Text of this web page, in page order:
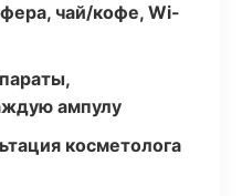
чай/кофе, Wi-
ампулу
косметолога